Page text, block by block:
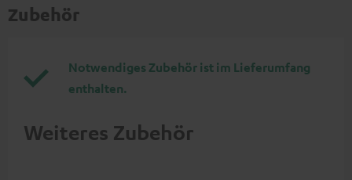
Zubehör
Notwendiges Zubehör ist im Lieferumfang
enthalten.
Weiteres Zubehör